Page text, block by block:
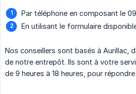
Par téléphone en composant le
En utilisant le formulaire
Nos conseillers sont basés à Aurillac,
de notre entrepôt. Ils sont à votre
de 9 heures à 18 heures, pour